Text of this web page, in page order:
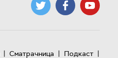
| Сматрачница | Подкаст |